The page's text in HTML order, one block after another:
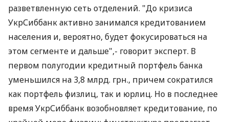
разветвленную сеть отделений. "До кризиса
УкрСиббанк активно занимался кредитованием
населения и, вероятно, будет фокусироваться на
этом сегменте и дальше",- говорит эксперт. В
первом полугодии кредитный портфель банка
уменьшился на 3,8 млрд. грн., причем сократился
как портфель физлиц, так и юрлиц. Но в последнее
время УкрСиббанк возобновляет кредитование, по